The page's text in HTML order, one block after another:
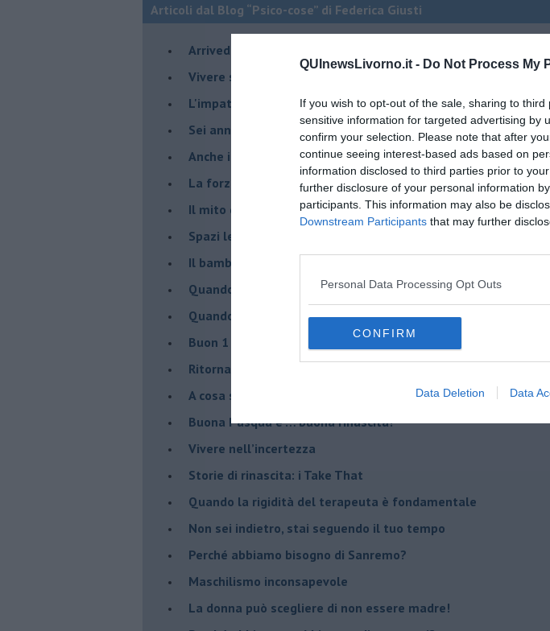
QUInewsLivorno.it - Do Not Process My
If you wish to opt-out of the sale, sharing to
sensitive information for targeted advertising by
confirm your selection. Please note that after
continue seeing interest-based ads based on
information disclosed to third parties prior to
further disclosure of your personal information
participants. This information may also be
Downstream Participants that may further
Personal Data Processing Opt Outs
CONFIRM
Data Deletion Data
Articoli dal Blog “Psico-cose” di Federica Giusti
​Arrivederci a settembre
​Vivere secondo la regola del QB (quanto basta)
​L'impatto delle alte temperature sull’umore
Sei anni di Psico-Cose
​Anche il terapeuta “sente”
​La forza silenziosa dell'impegno
​Il mito della madre leonessa
Spazi leggeri per tempi complessi
Il bambino, il marshmallow e il tempo
​Quando cambia il nome di una sindrome
​Quando il terapeuta torna a casa
​Buon 1 Maggio!
Ritornare indietro di vent’anni
​A cosa serve davvero la psicoterapia
​Buona Pasqua e … buona rinascita!
​Vivere nell’incertezza
​Storie di rinascita: i Take That
​Quando la rigidità del terapeuta è fondamentale
​Non sei indietro, stai seguendo il tuo tempo
​Perché abbiamo bisogno di Sanremo?
​Maschilismo inconsapevole
​La donna può scegliere di non essere madre!